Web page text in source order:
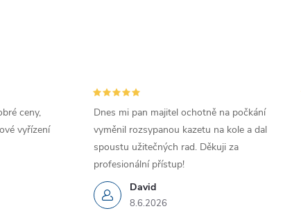
ceny,
vyřízení
David
8.6.2026
Dnes mi pan majitel ochotně na počkání
vyměnil rozsypanou kazetu na kole a dal
spoustu užitečných rad. Děkuji za
profesionální přístup!